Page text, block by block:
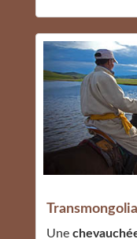
Transmongolia
Une